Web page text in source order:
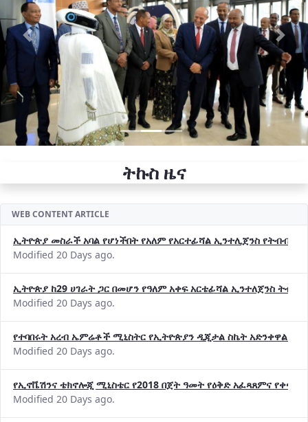
Previous Next
ትኩስ ዜና
WEB CONTENT ARTICLE
ኢትዮጵያ መስራች አባል የሆነችበት የአለም የአርተፊሻል ኢንተሊጀንስ የትብብር
Modified 20 Days ago.
ኢትዮጵያ ከ29 ሀገራት ጋር በመሆን የዓለም አቀፍ አርቴፊሻል ኢንተለጀንስ
Modified 20 Days ago.
የተባበሩት አረብ ኤምሬቶች ሚኒስትር የኢትዮጵያን ዲጂታል ስኬት አድንቀዋል
Modified 20 Days ago.
የኢኖቬሽንና ቴክኖሎጂ ሚኒስቴር የ2018 በጀት ዓመት የዕቅድ አፈጻጸምና
Modified 20 Days ago.